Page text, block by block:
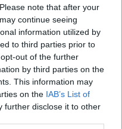
note that after your
continue seeing
information utilized by
to third parties prior to
out of the further
by third parties on the
This information may
on the IAB’s List of
further disclose it to other
en Segunda en su
sus jugadores más
con más puntos
El futbolista del conjunto
interceptaciones, con